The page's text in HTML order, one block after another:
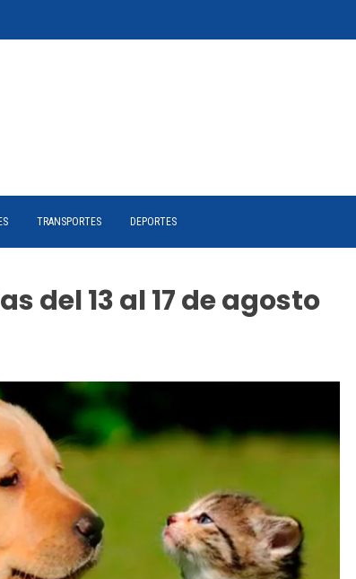
TRANSPORTES DEPORTES
del 13 al 17 de agosto